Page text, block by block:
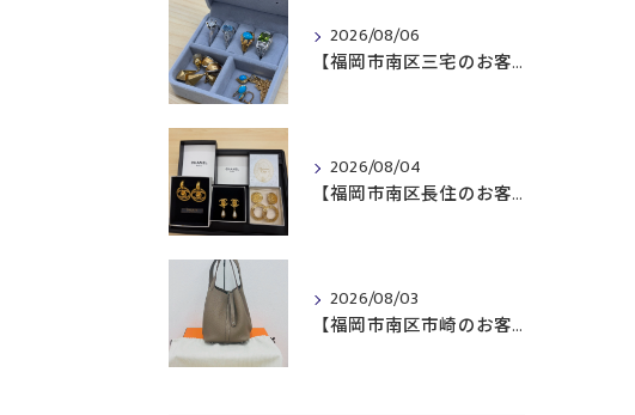
2026/08/06
【福岡市南区三宅のお客様より貴金属をお買取】
2026/08/04
【福岡市南区長住のお客様よりブランド品をお買取】
2026/08/03
【福岡市南区市崎のお客様よりブランド品をお買取】